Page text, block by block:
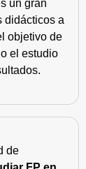
un gran
didácticos a
objetivo de
el estudio
de